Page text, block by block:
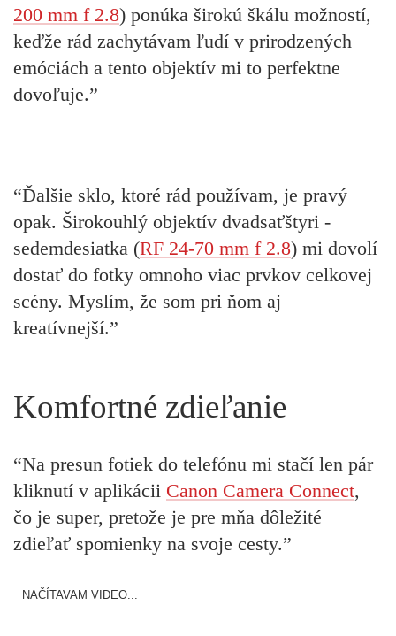
200 mm f 2.8) ponúka širokú škálu možností,
keďže rád zachytávam ľudí v prirodzených
emóciách a tento objektív mi to perfektne
dovoľuje.”
“Ďalšie sklo, ktoré rád používam, je pravý
opak. Širokouhlý objektív dvadsaťštyri -
sedemdesiatka (RF 24-70 mm f 2.8) mi dovolí
dostať do fotky omnoho viac prvkov celkovej
scény. Myslím, že som pri ňom aj
kreatívnejší.”
Komfortné zdieľanie
“Na presun fotiek do telefónu mi stačí len pár
kliknutí v aplikácii Canon Camera Connect,
čo je super, pretože je pre mňa dôležité
zdieľať spomienky na svoje cesty.”
NAČÍTAVAM VIDEO...